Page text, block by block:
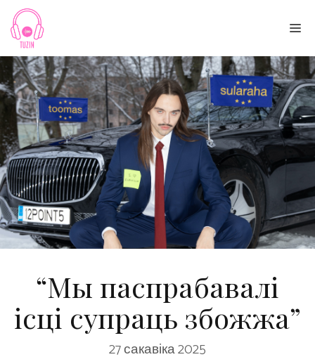
Skip
content
“Мы паспрабавалі
ісці супраць збожжа”
27 сакавіка 2025